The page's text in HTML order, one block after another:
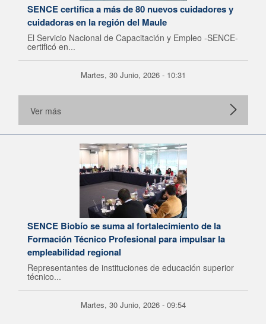
SENCE certifica a más de 80 nuevos cuidadores y
cuidadoras en la región del Maule
El Servicio Nacional de Capacitación y Empleo -SENCE-
certificó en...
Martes, 30 Junio, 2026 - 10:31
Ver más
SENCE Biobío se suma al fortalecimiento de la
Formación Técnico Profesional para impulsar la
empleabilidad regional
Representantes de instituciones de educación superior
técnico...
Martes, 30 Junio, 2026 - 09:54